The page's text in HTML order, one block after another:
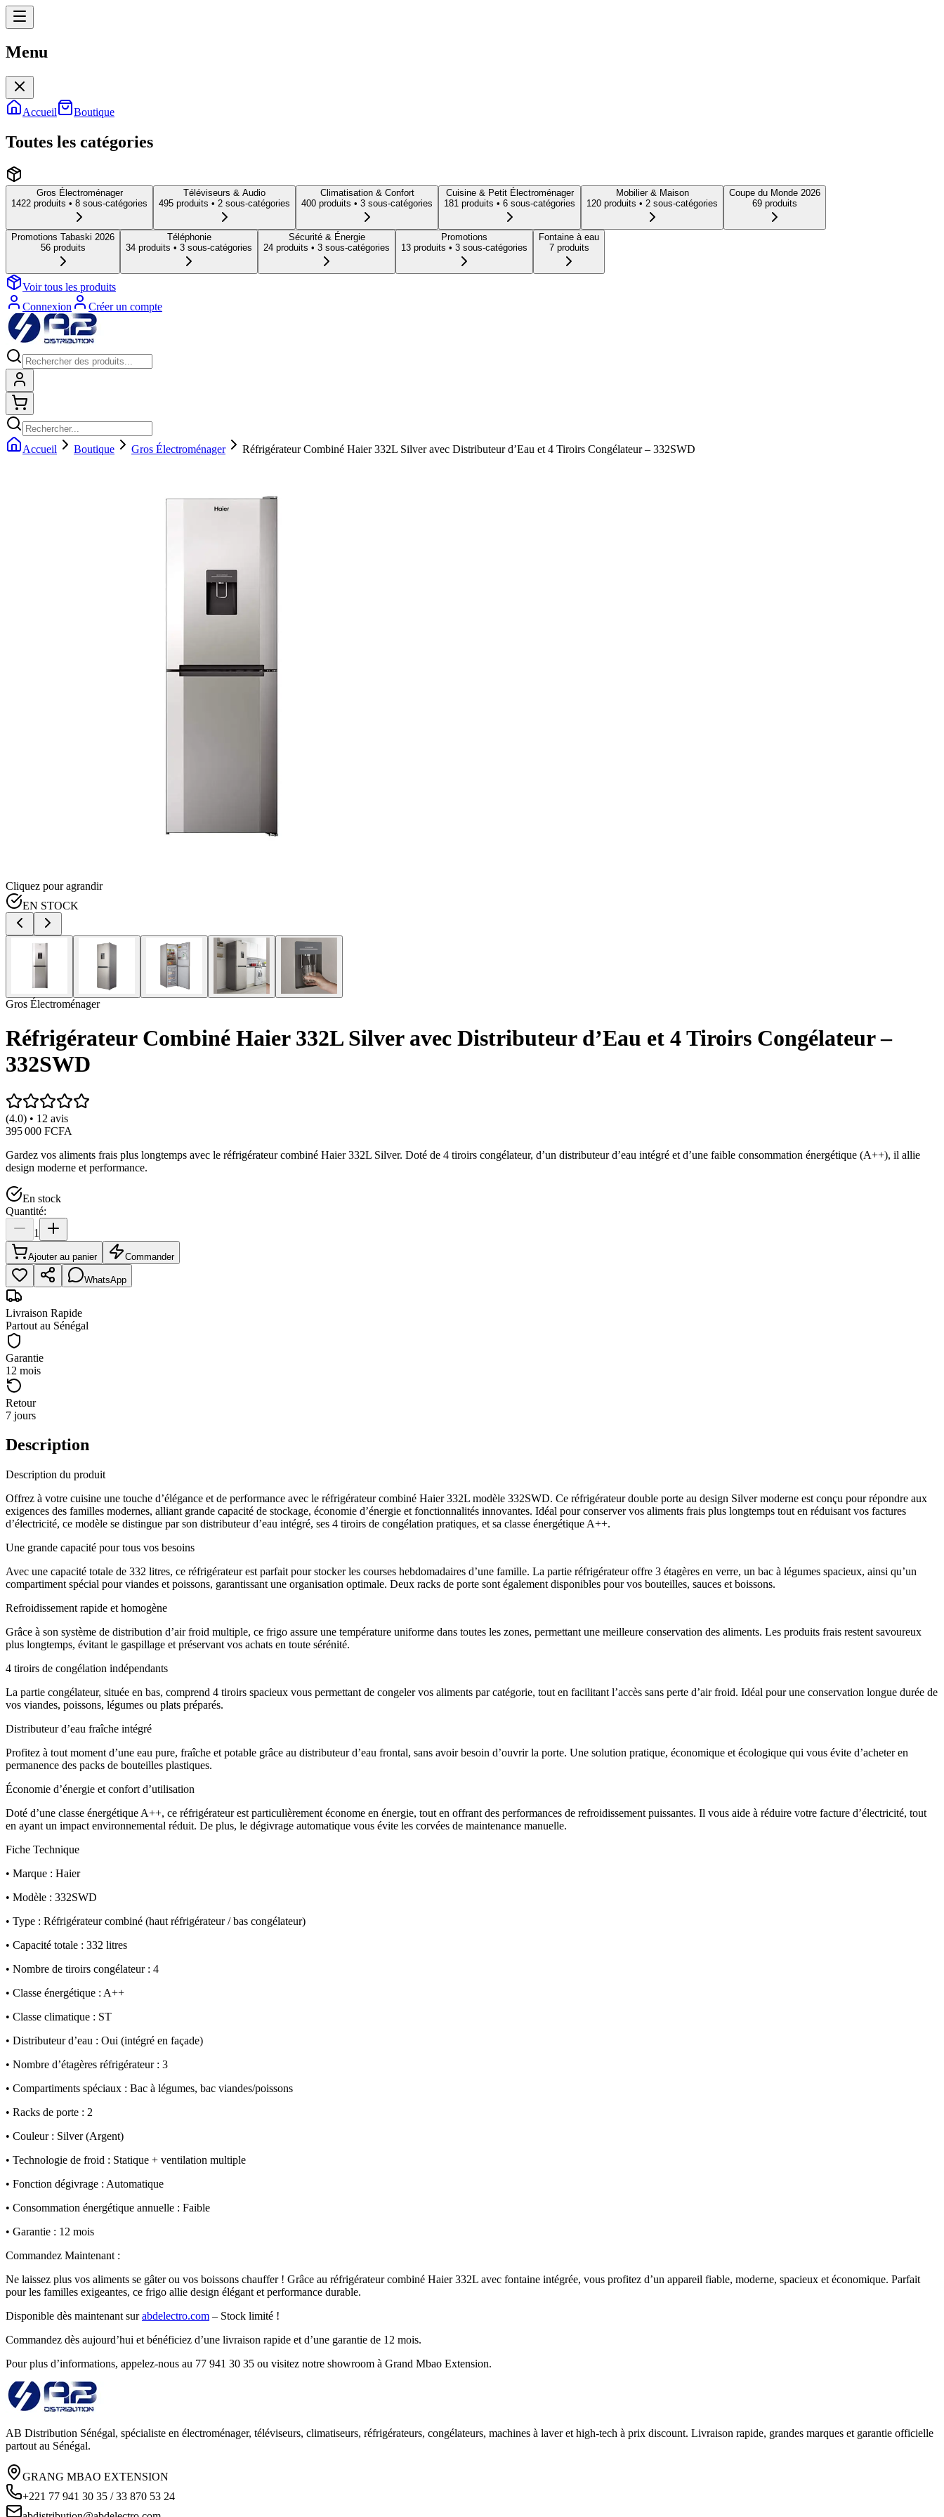
Menu
Accueil Boutique
Toutes les catégories
Gros Électroménager
1422 produits • 8 sous-catégories
Téléviseurs & Audio
495 produits • 2 sous-catégories
Climatisation & Confort
400 produits • 3 sous-catégories
Cuisine & Petit Électroménager
181 produits • 6 sous-catégories
Mobilier & Maison
120 produits • 2 sous-catégories
Coupe du Monde 2026
69 produits
Promotions Tabaski 2026
56produits
Téléphonie
34 produits • 3 sous-catégories
Sécurité & Énergie
24 produits • 3 sous-catégories
Promotions
13 produits • 3 sous-catégories
Fontaine à eau
7produits
Voir tous les produits
Connexion
Créer un compte
Accueil Boutique Gros Électroménager Réfrigérateur Combiné Haier 332L Silver avec Distributeur d’Eau et 4 Tiroirs Congélateur – 332SWD
Cliquez pour agrandir
EN STOCK
Gros Électroménager
Réfrigérateur Combiné Haier 332L Silver avec Distributeur d’Eau et 4 Tiroirs Congélateur –
332SWD
(4.0) • 12 avis
395 000 FCFA
Gardez vos aliments frais plus longtemps avec le réfrigérateur combiné Haier 332L Silver. Doté de 4 tiroirs congélateur, d’un distributeur d’eau intégré et d’une faible consommation énergétique (A++), il allie
design moderne et performance.
En stock
Quantité:
1
Ajouter au panier Commander
WhatsApp
Livraison Rapide
Partout au Sénégal
Garantie
12 mois
Retour
7 jours
Description
Description du produit
Offrez à votre cuisine une touche d’élégance et de performance avec le réfrigérateur combiné Haier 332L modèle 332SWD. Ce réfrigérateur double porte au design Silver moderne est conçu pour répondre aux
exigences des familles modernes, alliant grande capacité de stockage, économie d’énergie et fonctionnalités innovantes. Idéal pour conserver vos aliments frais plus longtemps tout en réduisant vos factures
d’électricité, ce modèle se distingue par son distributeur d’eau intégré, ses 4 tiroirs de congélation pratiques, et sa classe énergétique A++.
Une grande capacité pour tous vos besoins
Avec une capacité totale de 332 litres, ce réfrigérateur est parfait pour stocker les courses hebdomadaires d’une famille. La partie réfrigérateur offre 3 étagères en verre, un bac à légumes spacieux, ainsi qu’un
compartiment spécial pour viandes et poissons, garantissant une organisation optimale. Deux racks de porte sont également disponibles pour vos bouteilles, sauces et boissons.
Refroidissement rapide et homogène
Grâce à son système de distribution d’air froid multiple, ce frigo assure une température uniforme dans toutes les zones, permettant une meilleure conservation des aliments. Les produits frais restent savoureux
plus longtemps, évitant le gaspillage et préservant vos achats en toute sérénité.
4 tiroirs de congélation indépendants
La partie congélateur, située en bas, comprend 4 tiroirs spacieux vous permettant de congeler vos aliments par catégorie, tout en facilitant l’accès sans perte d’air froid. Idéal pour une conservation longue durée de
vos viandes, poissons, légumes ou plats préparés.
Distributeur d’eau fraîche intégré
Profitez à tout moment d’une eau pure, fraîche et potable grâce au distributeur d’eau frontal, sans avoir besoin d’ouvrir la porte. Une solution pratique, économique et écologique qui vous évite d’acheter en
permanence des packs de bouteilles plastiques.
Économie d’énergie et confort d’utilisation
Doté d’une classe énergétique A++, ce réfrigérateur est particulièrement économe en énergie, tout en offrant des performances de refroidissement puissantes. Il vous aide à réduire votre facture d’électricité, tout
en ayant un impact environnemental réduit. De plus, le dégivrage automatique vous évite les corvées de maintenance manuelle.
Fiche Technique
• Marque : Haier
• Modèle : 332SWD
• Type : Réfrigérateur combiné (haut réfrigérateur / bas congélateur)
• Capacité totale : 332 litres
• Nombre de tiroirs congélateur : 4
• Classe énergétique : A++
• Classe climatique : ST
• Distributeur d’eau : Oui (intégré en façade)
• Nombre d’étagères réfrigérateur : 3
• Compartiments spéciaux : Bac à légumes, bac viandes/poissons
• Racks de porte : 2
• Couleur : Silver (Argent)
• Technologie de froid : Statique + ventilation multiple
• Fonction dégivrage : Automatique
• Consommation énergétique annuelle : Faible
• Garantie : 12 mois
Commandez Maintenant :
Ne laissez plus vos aliments se gâter ou vos boissons chauffer ! Grâce au réfrigérateur combiné Haier 332L avec fontaine intégrée, vous profitez d’un appareil fiable, moderne, spacieux et économique. Parfait
pour les familles exigeantes, ce frigo allie design élégant et performance durable.
Disponible dès maintenant surabdelectro.com – Stock limité !
Commandez dès aujourd’hui et bénéficiez d’une livraison rapide et d’une garantie de 12 mois.
Pour plus d’informations, appelez-nous au 77 941 30 35 ou visitez notre showroom à Grand Mbao Extension.
AB Distribution Sénégal, spécialiste en électroménager, téléviseurs, climatiseurs, réfrigérateurs, congélateurs, machines à laver et high-tech à prix discount. Livraison rapide, grandes marques et garantie officielle
partout au Sénégal.
GRANG MBAO EXTENSION
+221 77 941 30 35 / 33 870 53 24